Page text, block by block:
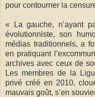
pour contourner la
« La gauche, n’ayant
évolutionniste, son
médias traditionnels, a
en pratiquant
archives avec ceux de
Les membres de la
privé créé en 2010,
mauvais goût, s’en